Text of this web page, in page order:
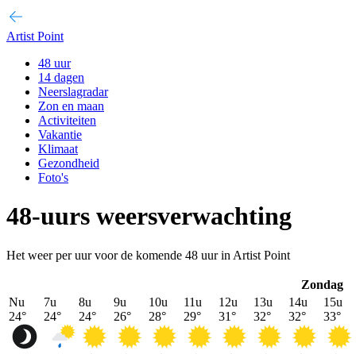
Artist Point
48 uur
14 dagen
Neerslagradar
Zon en maan
Activiteiten
Vakantie
Klimaat
Gezondheid
Foto's
48-uurs weersverwachting
Het weer per uur voor de komende 48 uur in Artist Point
Zondag
Nu
24°
7u
24°
8u
24°
9u
26°
10u
28°
11u
29°
12u
31°
13u
32°
14u
32°
15u
33°